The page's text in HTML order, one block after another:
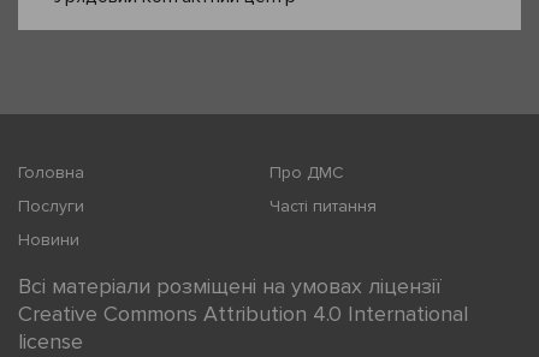
Головна
Про ДМС
Послуги
Часті питання
Новини
Всі матеріали розміщені на умовах ліцензії
Creative Commons Attribution 4.0 International
license